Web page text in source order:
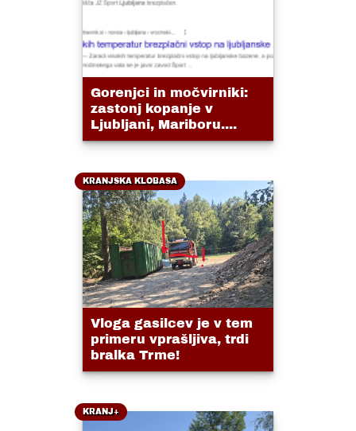
Gorenjci in močvirniki:
zastonj kopanje v
Ljubljani, Mariboru....
KRANJSKA KLOBASA
Vloga gasilcev je v tem
primeru vprašljiva, trdi
bralka Trme!
KRANJ+